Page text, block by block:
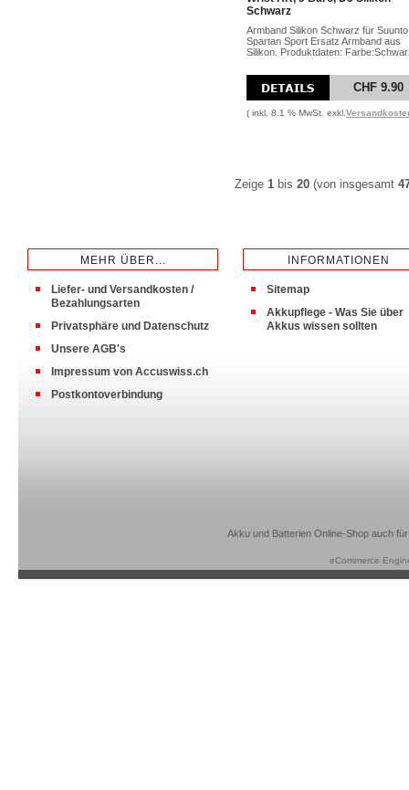
Schwarz
Armband Silikon Schwarz für Suunto
Spartan Sport Ersatz Armband aus
Silikon. Produktdaten:
CHF 9.90
( inkl. 8.1 % MwSt. exkl.
Zeige 1 bis 20 (von insgesamt
MEHR ÜBER...
Liefer- und Versandkosten /
Bezahlungsarten
Privatsphäre und Datenschutz
Unsere AGB's
Impressum von Accuswiss.ch
Postkontoverbindung
INFORMATIONEN
Sitemap
Akkupflege - Was Sie über
Akkus wissen sollten
Akku und Batterien Online-Shop auch
eCommerce